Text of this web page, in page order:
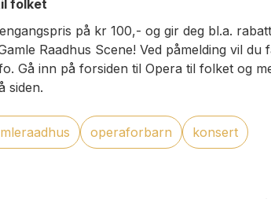
folket
på kr 100,- og gir deg bl.a.
Raadhus Scene! Ved påmelding vil du
Gå inn på forsiden til Opera til folket og
siden.
operaforbarn konsert